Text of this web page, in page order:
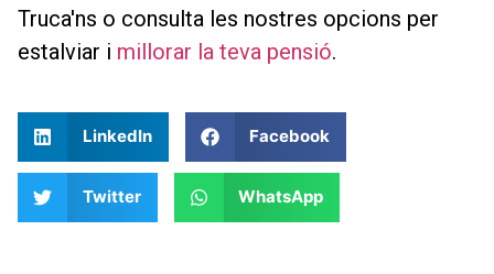
Truca'ns o consulta les nostres opcions per
estalviar i millorar la teva pensió.
LinkedIn Facebook
Twitter WhatsApp